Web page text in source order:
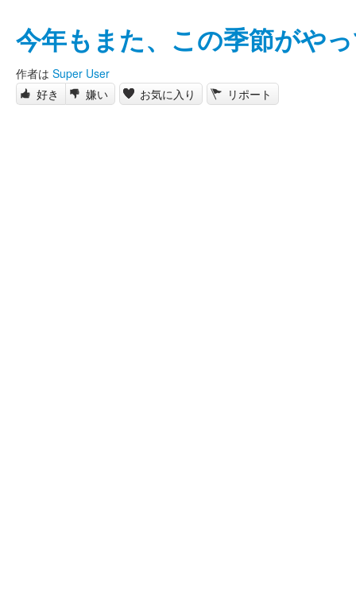
今年もまた、この季節がや
作者は Super User
好き
嫌い お気に入り リポート